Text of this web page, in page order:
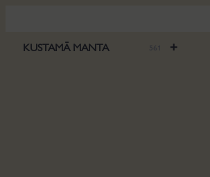
saturu
+
KUSTAMĀ MANTA